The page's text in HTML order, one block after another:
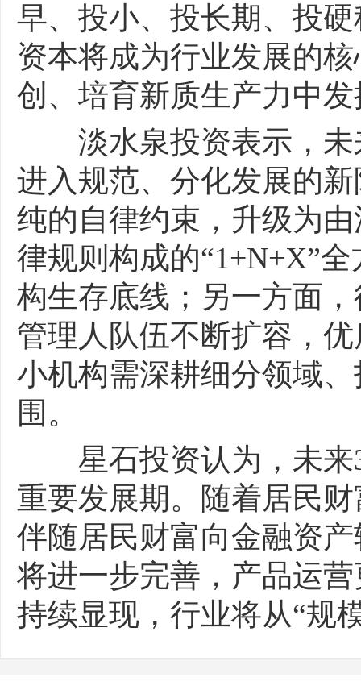
早、投小、投长期、投
资本将成为行业发展的
创、培育新质生产力中
淡水泉投资表示，未
进入规范、分化发展的
纯的自律约束，升级为
律规则构成的“1+N+X”
构生存底线；另一方面
管理人队伍不断扩容，
小机构需深耕细分领域
围。
星石投资认为，未来
重要发展期。随着居民
伴随居民财富向金融资
将进一步完善，产品运
持续显现，行业将从“规